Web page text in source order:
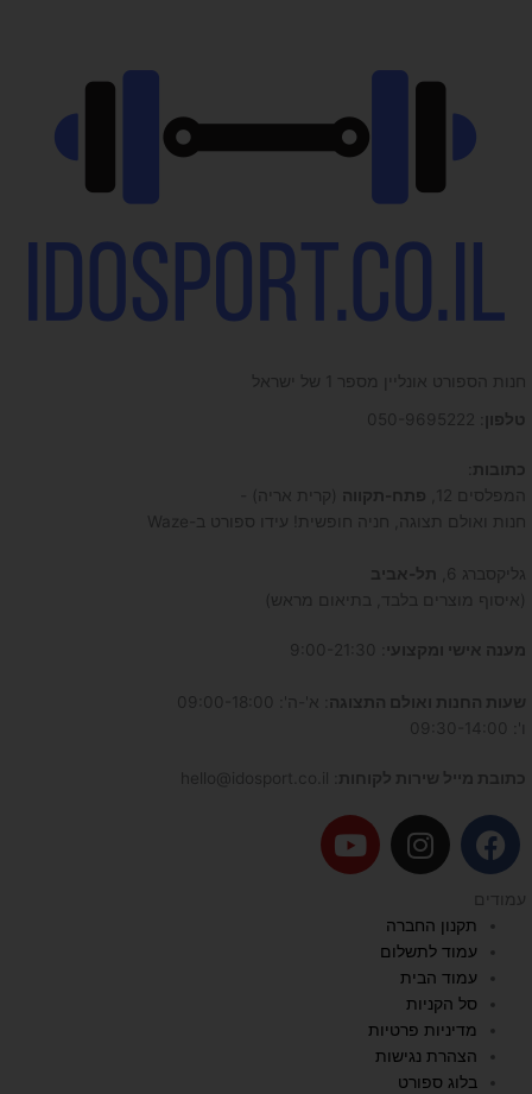
חנות הספורט אונליין מספר 1 של ישראל
טלפון
כתובות
המפלסים 12,
פתח-תקווה (קרית אריה) -
חנות ואולם תצוגה, חניה חופשית! עידו ספורט ב-Waze
גליקסברג 6,
תל-אביב
(איסוף מוצרים בלבד, בתיאום מראש)
מענה אישי ומקצועי
שעות החנות ואולם התצוגה : א'-ה': 09:00-18:00
ו': 09:30-14:00
כתובת מייל שירות לקוחות
F
a
c
e
b
o
o
k
I
n
t
a
g
r
a
m
Y
o
עמודים
תקנון החברה
עמוד לתשלום
עמוד הבית
סל הקניות
מדיניות פרטיות
הצהרת נגישות
בלוג ספורט